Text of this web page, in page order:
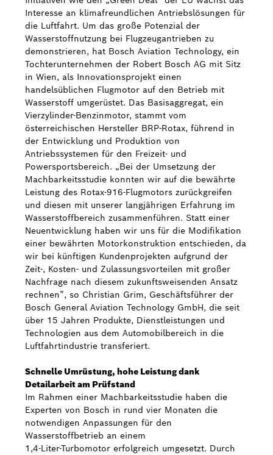
Interesse an klimafreundlichen Antriebslösungen für
die Luftfahrt. Um das große Potenzial der
Wasserstoffnutzung bei Flugzeugantrieben zu
demonstrieren, hat Bosch Aviation Technology, ein
Tochterunternehmen der Robert Bosch AG mit Sitz
in Wien, als Innovationsprojekt einen
handelsüblichen Flugmotor auf den Betrieb mit
Wasserstoff umgerüstet. Das Basisaggregat, ein
Vierzylinder-Benzinmotor, stammt vom
österreichischen Hersteller BRP-Rotax, führend in
der Entwicklung und Produktion von
Antriebssystemen für den Freizeit- und
Powersportsbereich. „Bei der Umsetzung der
Machbarkeitsstudie konnten wir auf die bewährte
Leistung des Rotax-916-Flugmotors zurückgreifen
und diesen mit unserer langjährigen Erfahrung im
Wasserstoffbereich zusammenführen. Statt einer
Neuentwicklung haben wir uns für die Modifikation
einer bewährten Motorkonstruktion entschieden, da
wir bei künftigen Kundenprojekten aufgrund der
Zeit-, Kosten- und Zulassungsvorteilen mit großer
Nachfrage nach diesem zukunftsweisenden Ansatz
rechnen”, so Christian Grim, Geschäftsführer der
Bosch General Aviation Technology GmbH, die seit
über 15 Jahren Produkte, Dienstleistungen und
Technologien aus dem Automobilbereich in die
Luftfahrtindustrie transferiert.
Schnelle Umrüstung, hohe Leistung dank
Detailarbeit am Prüfstand
Im Rahmen einer Machbarkeitsstudie haben die
Experten von Bosch in rund vier Monaten die
notwendigen Anpassungen für den
Wasserstoffbetrieb an einem
1,4-Liter-Turbomotor erfolgreich umgesetzt. Durch